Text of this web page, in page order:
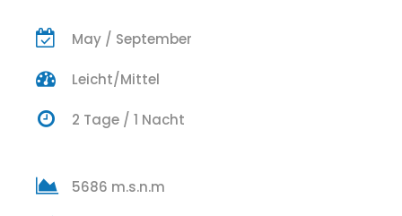
May / September
Leicht/Mittel
2 Tage / 1 Nacht
5686 m.s.n.m